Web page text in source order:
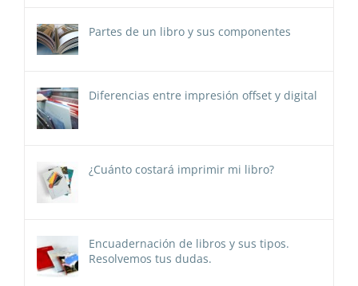
Partes de un libro y sus componentes
Diferencias entre impresión offset y digital
¿Cuánto costará imprimir mi libro?
Encuadernación de libros y sus tipos.
Resolvemos tus dudas.